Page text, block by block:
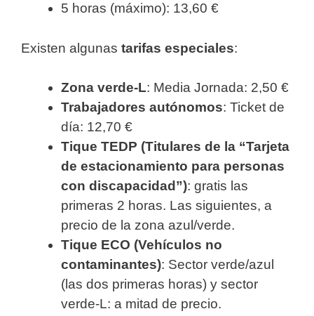
5 horas (máximo): 13,60 €
Existen algunas tarifas especiales:
Zona verde-L: Media Jornada: 2,50 €
Trabajadores autónomos: Ticket de
día: 12,70 €
Tique TEDP (Titulares de la “Tarjeta
de estacionamiento para personas
con discapacidad”): gratis las
primeras 2 horas. Las siguientes, a
precio de la zona azul/verde.
Tique ECO (Vehículos no
contaminantes): Sector verde/azul
(las dos primeras horas) y sector
verde-L: a mitad de precio.